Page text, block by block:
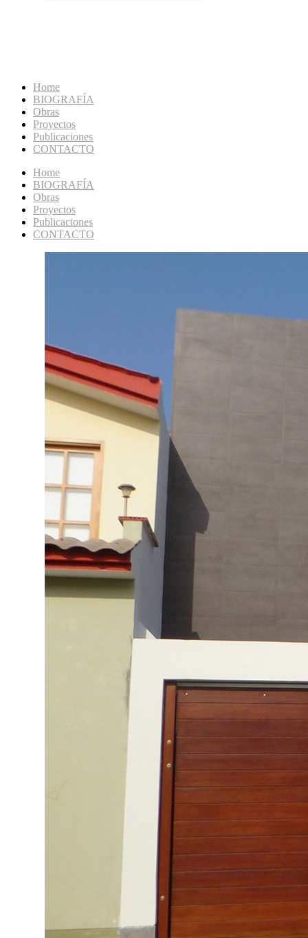
Home
BIOGRAFÍA
Obras
Proyectos
Publicaciones
CONTACTO
Home
BIOGRAFÍA
Obras
Proyectos
Publicaciones
CONTACTO